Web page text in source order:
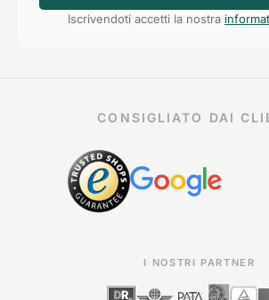
Iscrivendoti accetti la nostra
CONSIGLIATO DAI
I NOSTRI PARTNER